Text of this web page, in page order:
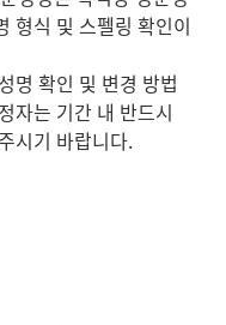
형식 및 스펠링 확인이
명 확인 및 변경 방법
자는 기간 내 반드시
시기 바랍니다.